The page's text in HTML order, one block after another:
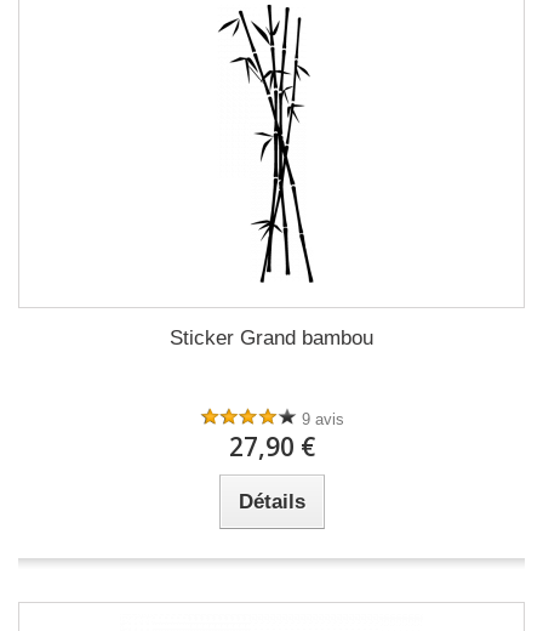
Sticker Grand bambou
9 avis
27,90 €
Détails